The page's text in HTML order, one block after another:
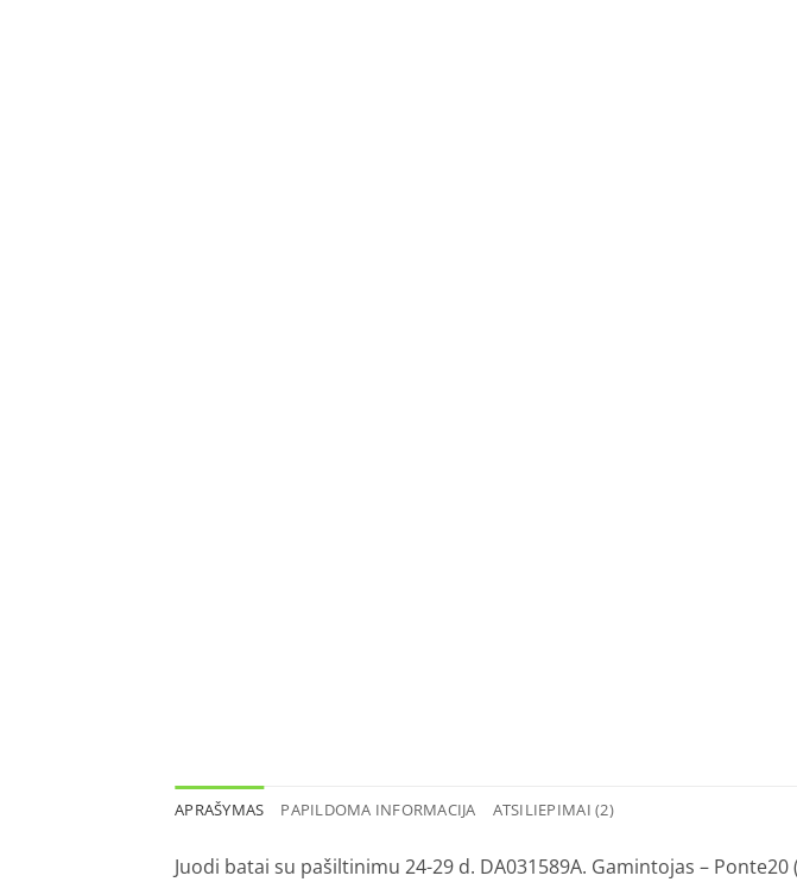
APRAŠYMAS PAPILDOMA INFORMACIJA ATSILIEPIMAI (2)
Juodi batai su pašiltinimu 24-29 d. DA031589A. Gamintojas – Ponte20